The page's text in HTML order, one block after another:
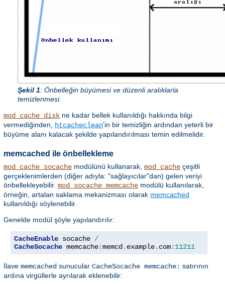
Şekil 1: Önbelleğin büyümesi ve düzenli aralıklarla
temizlenmesi.
mod_cache_disk ne kadar bellek kullanıldığı hakkında bilgi
vermediğinden, htcacheclean'in bir temizliğin ardından yeterli bir
büyüme alanı kalacak şekilde yapılandırılması temin edilmelidir.
memcached ile önbellekleme
mod_cache_socache modülünü kullanarak, mod_cache çeşitli
gerçeklenimlerden (diğer adıyla: "sağlayıcılar"dan) gelen veriyi
önbellekleyebilir. mod_socache_memcache modülü kullanılarak,
örneğin, artalan saklama mekanizması olarak memcached
kullanıldığı söylenebilir.
Genelde modül şöyle yapılandırılır:
CacheEnable socache /
CacheSocache memcache:memcd. example. com: 11211
İlave memcached sunucular CacheSocache memcache: satırının
ardına virgüllerle ayrılarak eklenebilir: